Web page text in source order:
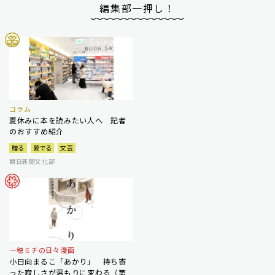
編集部一押し！
コラム
夏休みに本を読みたい人へ 記者
のおすすめ紹介
贈る 愛でる
文芸
朝日新聞文化部
一穂ミチの日々漫画
小日向まるこ「あかり」 持ち寄
った寂しさが温もりに変わる（第